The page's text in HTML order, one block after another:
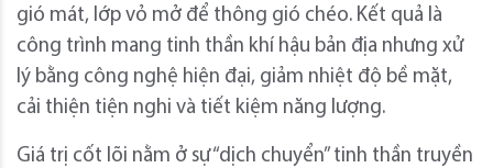
gió mát, lớp vỏ mở để thông gió chéo. Kết quả là
công trình mang tinh thần khí hậu bản địa nhưng xử
lý bằng công nghệ hiện đại, giảm nhiệt độ bề mặt,
cải thiện tiện nghi và tiết kiệm năng lượng.
Giá trị cốt lõi nằm ở sự “dịch chuyển” tinh thần truyền